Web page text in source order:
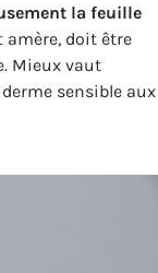
la feuille
amère, doit être
Mieux vaut
sensible aux